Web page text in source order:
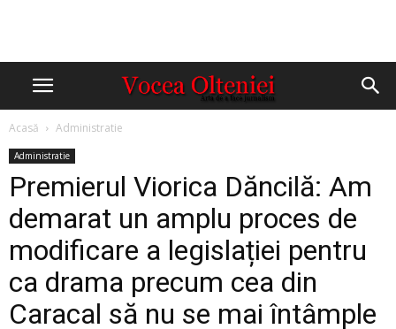
Acasă Administratie
Administratie
Premierul Viorica Dăncilă: Am
demarat un amplu proces de
modificare a legislației pentru
ca drama precum cea din
Caracal să nu se mai întâmple